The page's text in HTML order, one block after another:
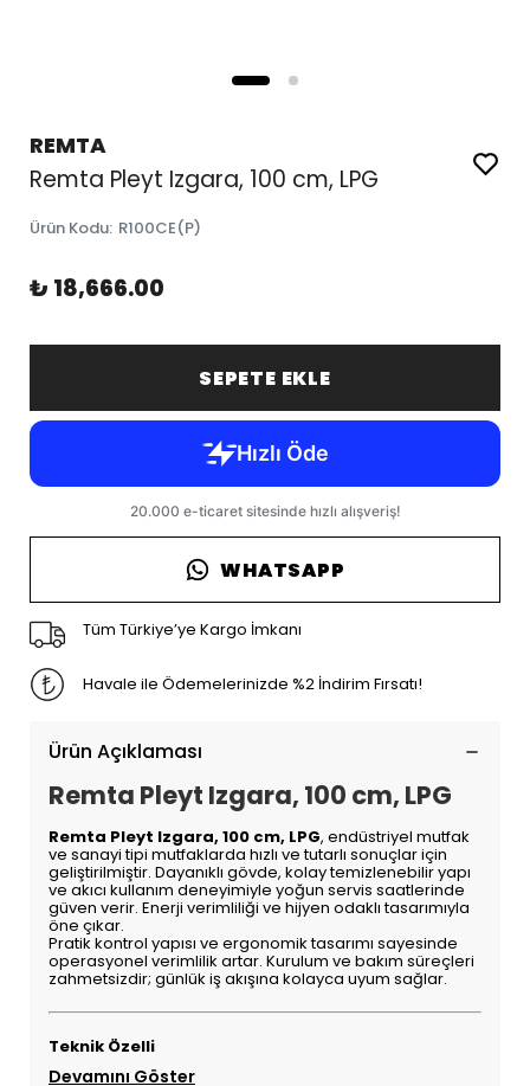
REMTA
Remta Pleyt Izgara, 100 cm, LPG
Ürün Kodu: R100CE(P)
₺ 18,666.00
SEPETE EKLE
WHATSAPP
Tüm Türkiye’ye Kargo İmkanı
Havale ile Ödemelerinizde %2 İndirim Fırsatı!
Ürün Açıklaması
Remta Pleyt Izgara, 100 cm, LPG
Remta Pleyt Izgara, 100 cm, LPG, endüstriyel mutfak
ve sanayi tipi mutfaklarda hızlı ve tutarlı sonuçlar için
geliştirilmiştir. Dayanıklı gövde, kolay temizlenebilir yapı
ve akıcı kullanım deneyimiyle yoğun servis saatlerinde
güven verir. Enerji verimliliği ve hijyen odaklı tasarımıyla
öne çıkar.
Pratik kontrol yapısı ve ergonomik tasarımı sayesinde
operasyonel verimlilik artar. Kurulum ve bakım süreçleri
zahmetsizdir; günlük iş akışına kolayca uyum sağlar.
Teknik Özelli
Devamını Göster